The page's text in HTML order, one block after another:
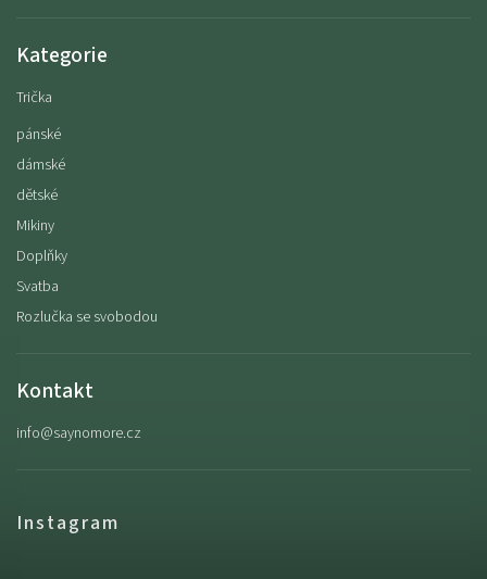
Kategorie
Trička
pánské
dámské
dětské
Mikiny
Doplňky
Svatba
Rozlučka se svobodou
Kontakt
info@saynomore.cz
Instagram